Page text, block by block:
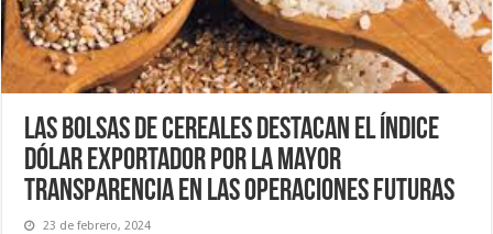
Las Bolsas de Cereales destacan el índice
dólar exportador por la mayor
transparencia en las operaciones futuras
23 de febrero, 2024